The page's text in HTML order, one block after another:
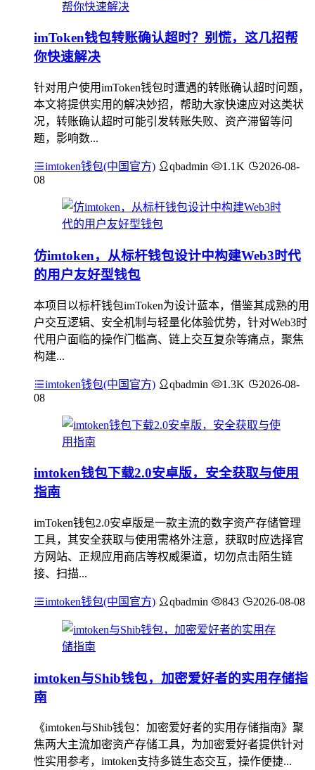
imToken钱包转账确认超时？别慌，这几招帮
你快速解决
针对用户使用imToken钱包时遭遇的转账确认超时问题，
本文将提供实用的解决妙招，帮助大家快速应对这类状
况，转账确认超时可能引发转账失败、资产滞留等问
题，影响数...
imtoken钱包(中国官方) qbadmin 1.1K
2026-08-
08
仿imtoken，从标杆钱包设计中构建Web3时代
的用户友好型钱包
本项目以标杆钱包imToken为设计蓝本，借鉴其成熟的用
户交互逻辑、安全机制与轻量化体验优势，针对Web3时
代用户面临的操作门槛高、链上交互复杂等痛点，聚焦
构建...
imtoken钱包(中国官方) qbadmin 1.3K
2026-08-
08
imtoken钱包下载2.0安卓版，安全获取与使用
指南
imToken钱包2.0安卓版是一款主流的数字资产存储管理
工具，其安全获取与使用需格外注意，获取时应选择官
方网站、正规应用商店等权威渠道，切勿点击陌生链
接、扫描...
imtoken钱包(中国官方) qbadmin 843 2026-08-08
imtoken与Shib钱包，加密爱好者的实用存储指
南
《imtoken与Shib钱包：加密爱好者的实用存储指南》聚
焦两大主流加密资产存储工具，为加密爱好者提供针对
性实用参考，imtoken支持多链生态交互，操作便捷...